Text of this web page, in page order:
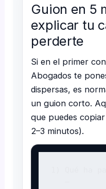
Guion en 5
explicar tu
perderte
Si en el primer
Abogados te
dispersas, es
un guion corto.
que puedes
2–3 minutos).